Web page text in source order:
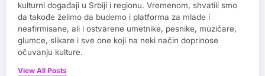
kulturni događaji u Srbiji i regionu. Vremenom, shvatili smo
da takođe želimo da budemo i platforma za mlade i
neafirmisane, ali i ostvarene umetnike, pesnike, muzičare,
glumce, slikare i sve one koji na neki način doprinose
očuvanju kulture.
View All Posts